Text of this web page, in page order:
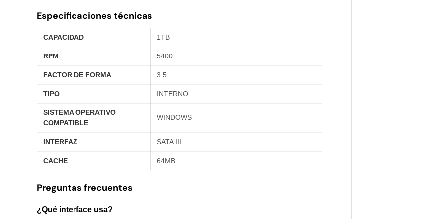
Especificaciones técnicas
CAPACIDAD 1TB
RPM 5400
FACTOR DE FORMA 3.5
TIPO INTERNO
SISTEMA OPERATIVO
COMPATIBLE
WINDOWS
INTERFAZ SATA III
CACHE 64MB
Preguntas frecuentes
¿Qué interface usa?